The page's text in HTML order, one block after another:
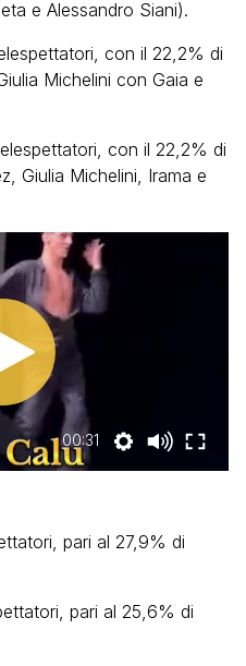
e Alessandro Siani).
con il 22,2% di
Michelini con Gaia e
con il 22,2% di
Giulia Michelini, Irama e
00:31
pari al 27,9% di
pari al 25,6% di